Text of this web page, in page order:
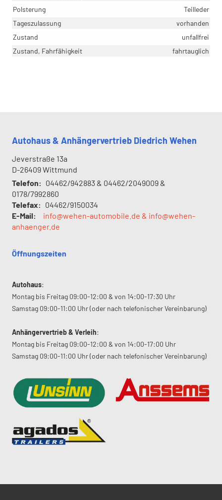
Polsterung
Teilleder
Tageszulassung
vorhanden
Zustand
unfallfrei
Zustand, Fahrfähigkeit
fahrtauglich
Autohaus & Anhängervertrieb Diedrich Wehen
Jeverstraße 13a
D-26409Wittmund
Telefon: 04462/942883 & 04462/2049009 &
0178/7992860
Telefax: 04462/9150034
E-Mail:
info@wehen-automobile.de & info@wehen-
anhaenger.de
Öffnungszeiten
Autohaus:
Montag bis Freitag 09:00-12:00 & von 14:00-17:30 Uhr
Samstag 09:00-11:00 Uhr (oder nach telefonischer Vereinbarung)
Anhängervertrieb & Verleih:
Montag bis Freitag 09:00-12:00 & von 14:00-17:00 Uhr
Samstag 09:00-11:00 Uhr (oder nach telefonischer Vereinbarung)